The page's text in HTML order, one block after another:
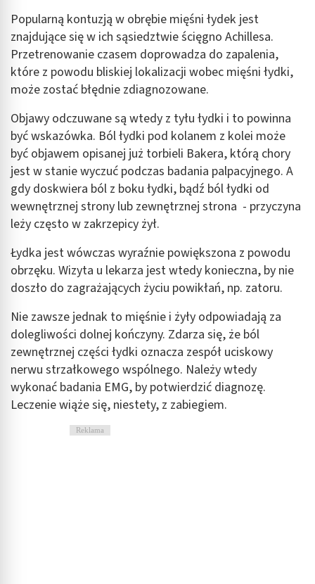
Popularną kontuzją w obrębie mięśni łydek jest
znajdujące się w ich sąsiedztwie ścięgno Achillesa.
Przetrenowanie czasem doprowadza do zapalenia,
które z powodu bliskiej lokalizacji wobec mięśni łydki,
może zostać błędnie zdiagnozowane.
Objawy odczuwane są wtedy z tyłu łydki i to powinna
być wskazówka. Ból łydki pod kolanem z kolei może
być objawem opisanej już torbieli Bakera, którą chory
jest w stanie wyczuć podczas badania palpacyjnego. A
gdy doskwiera ból z boku łydki, bądź ból łydki od
wewnętrznej strony lub zewnętrznej strona - przyczyna
leży często w zakrzepicy żył.
Łydka jest wówczas wyraźnie powiększona z powodu
obrzęku. Wizyta u lekarza jest wtedy konieczna, by nie
doszło do zagrażających życiu powikłań, np. zatoru.
Nie zawsze jednak to mięśnie i żyły odpowiadają za
dolegliwości dolnej kończyny. Zdarza się, że ból
zewnętrznej części łydki oznacza zespół uciskowy
nerwu strzałkowego wspólnego. Należy wtedy
wykonać badania EMG, by potwierdzić diagnozę.
Leczenie wiąże się, niestety, z zabiegiem.
Reklama